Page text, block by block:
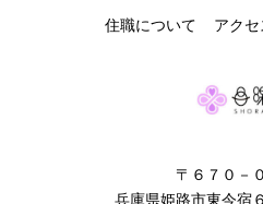
住職について アクセ
〒６７０－
兵庫県姫路市東今宿